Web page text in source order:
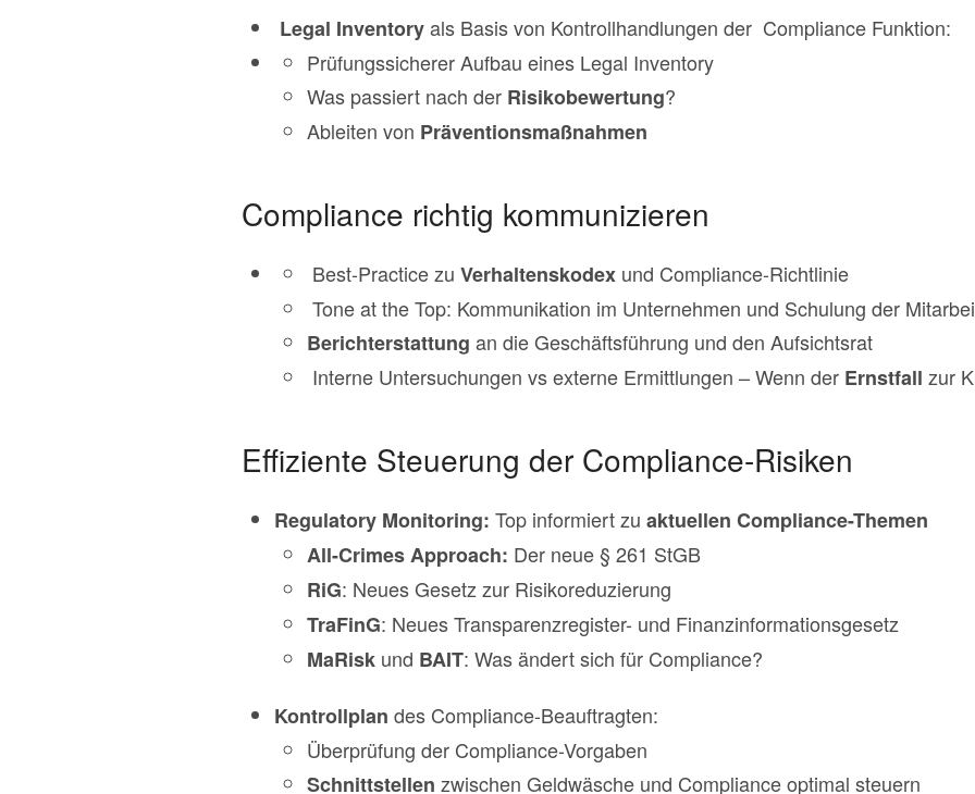
Legal Inventoryals Basis von Kontrollhandlungen der Compliance Funktion:
Prüfungssicherer Aufbau eines Legal Inventory
Was passiert nach der Risikobewertung?
Ableiten von Präventionsmaßnahmen
Compliance richtig kommunizieren
Best-Practice zu Verhaltenskodex und Compliance-Richtlinie
Tone at the Top: Kommunikation im Unternehmen und Schulung der
Berichterstattung an die Geschäftsführung und den Aufsichtsrat
Interne Untersuchungen vs externe Ermittlungen – Wenn der Ernstfall zur
Effiziente Steuerung der Compliance-Risiken
Regulatory Monitoring: Top informiert zu aktuellen Compliance-Themen
All-Crimes Approach: Der neue § 261 StGB
RiG: Neues Gesetz zur Risikoreduzierung
TraFinG: Neues Transparenzregister- und Finanzinformationsgesetz
MaRisk und BAIT: Was ändert sich für Compliance?
Kontrollplan des Compliance-Beauftragten:
Überprüfung der Compliance-Vorgaben
Schnittstellen zwischen Geldwäsche und Compliance optimal steuern